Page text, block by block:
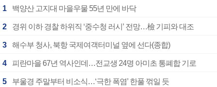
1 백양산 고지대 마을우물 55년 만에 바닥
2 경위 이하 경찰 하위직 ‘중수청 러시’ 전망…檢 기피와 대조
3 해수부 청사, 북항 국제여객터미널 옆에 선다(종합)
4 피란마을 67년 역사인데…전교생 24명 아미초 통폐합 기로
5 부울경 주말부터 비소식…‘극한 폭염’ 한풀 꺾일 듯